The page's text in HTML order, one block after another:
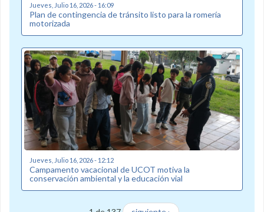
Jueves, Julio 16, 2026 - 16:09
Plan de contingencia de tránsito listo para la romería
motorizada
Jueves, Julio 16, 2026 - 12:12
Campamento vacacional de UCOT motiva la
conservación ambiental y la educación vial